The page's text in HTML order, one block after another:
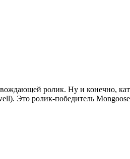
ролик. Ну и конечно,
Это ролик-победитель